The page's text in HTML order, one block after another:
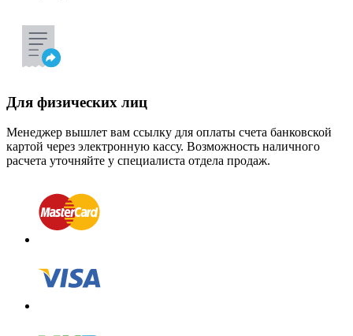
Для физических лиц
Менеджер вышлет вам ссылку для оплаты счета банковской
картой через электронную кассу. Возможность наличного
расчета уточняйте у специалиста отдела продаж.